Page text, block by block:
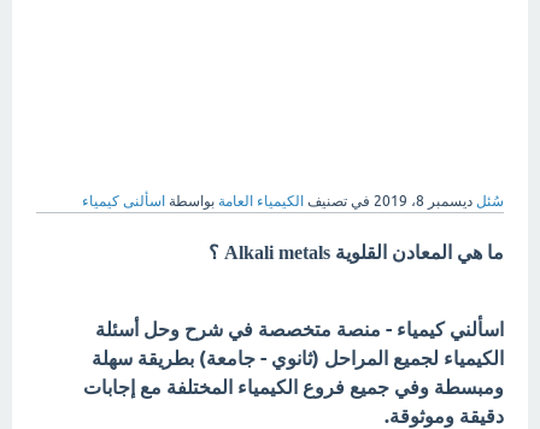
سُئل ديسمبر 8، 2019 في تصنيف الكيمياء العامة بواسطة اسألنى كيمياء
ما هي المعادن القلوية Alkali metals ؟
اسألني كيمياء - منصة متخصصة في شرح وحل أسئلة
الكيمياء لجميع المراحل (ثانوي - جامعة) بطريقة سهلة
ومبسطة وفي جميع فروع الكيمياء المختلفة مع إجابات
دقيقة وموثوقة.